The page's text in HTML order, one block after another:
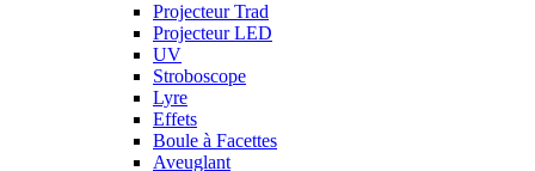
Projecteur Trad
Projecteur LED
UV
Stroboscope
Lyre
Effets
Boule à Facettes
Aveuglant